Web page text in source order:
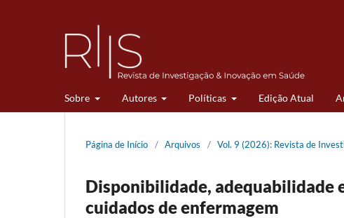
Sobre Autores Políticas Edição Atual
Página de Início / Arquivos / Vol. 9 (2026): Revista de
Disponibilidade, adequabilidade
cuidados de enfermagem